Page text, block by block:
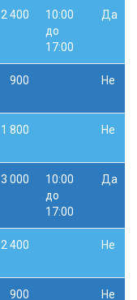
2 400
10:00
до
17:00
Да
900 Не
1 800 Не
3 000
10:00
до
17:00
Да
2 400 Не
900 Не